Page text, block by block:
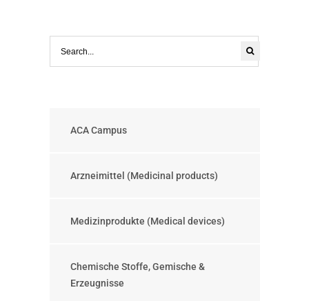
ACA Campus
Arzneimittel (Medicinal products)
Medizinprodukte (Medical devices)
Chemische Stoffe, Gemische &
Erzeugnisse